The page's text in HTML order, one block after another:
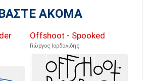
ΑΚΟΜΑ
Offshoot - Spooked
Γιώργος Ιορδανίδης